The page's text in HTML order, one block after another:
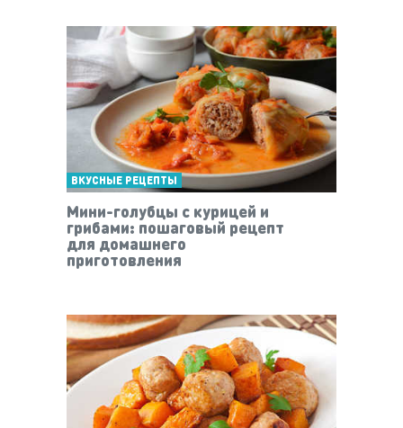
ВКУСНЫЕ РЕЦЕПТЫ
Мини-голубцы с курицей и
грибами: пошаговый рецепт
для домашнего
приготовления